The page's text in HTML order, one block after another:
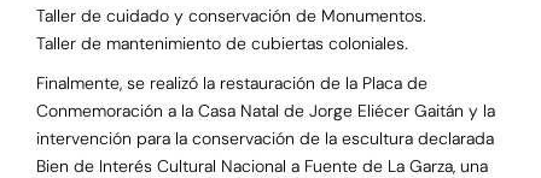
Taller de cuidado y conservación de Monumentos.
Taller de mantenimiento de cubiertas coloniales.
Finalmente, se realizó la restauración de la Placa de
Conmemoración a la Casa Natal de Jorge Eliécer Gaitán y la
intervención para la conservación de la escultura declarada
Bien de Interés Cultural Nacional a Fuente de La Garza, una